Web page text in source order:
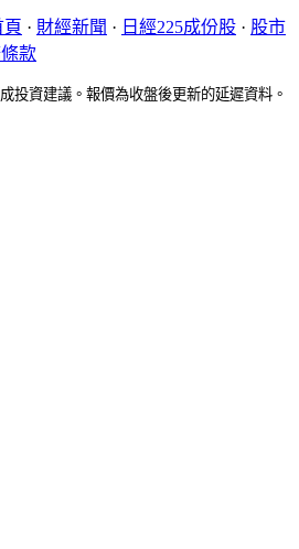
頁 · 財經新聞 · 日經225成份股 · 股市
款
投資建議。報價為收盤後更新的延遲資料。